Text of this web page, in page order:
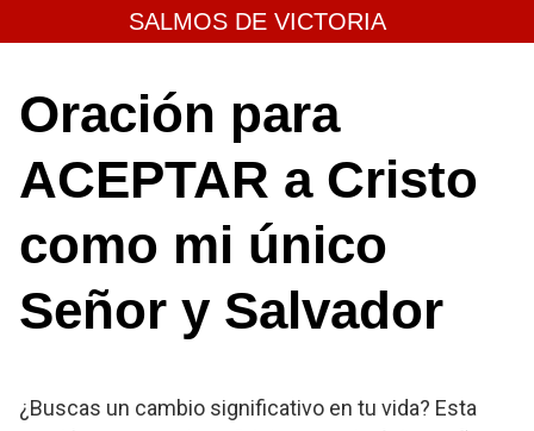
to
SALMOS DE VICTORIA
Oración para
ACEPTAR a Cristo
como mi único
Señor y Salvador
¿Buscas un cambio significativo en tu vida? Esta